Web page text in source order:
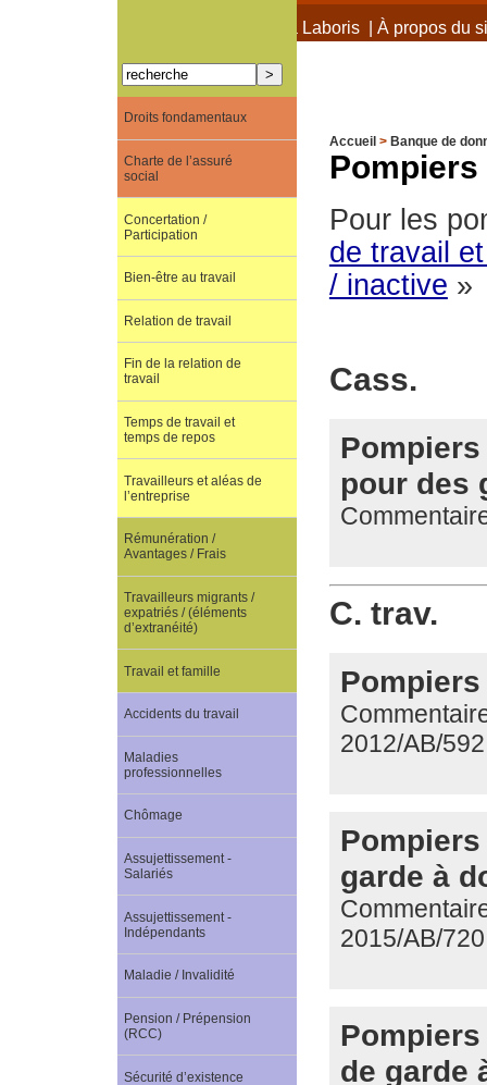
À propos de Terra Laboris| À propos du
Accueil > Banque de
Pour les
de travail
/ inactive »
Cass.
pour des
C. trav.
2012/AB/592
garde à
2015/AB/720
de garde
Droits fondamentaux
Charte de l’assuré
social
Concertation /
Participation
Bien-être au travail
Relation de travail
Fin de la relation de
travail
Temps de travail et
temps de repos
Travailleurs et aléas de
l’entreprise
Rémunération /
Avantages / Frais
Travailleurs migrants /
expatriés / (éléments
d’extranéité)
Travail et famille
Accidents du travail
Maladies
professionnelles
Chômage
Assujettissement -
Salariés
Assujettissement -
Indépendants
Maladie / Invalidité
Pension / Prépension
(RCC)
Sécurité d’existence